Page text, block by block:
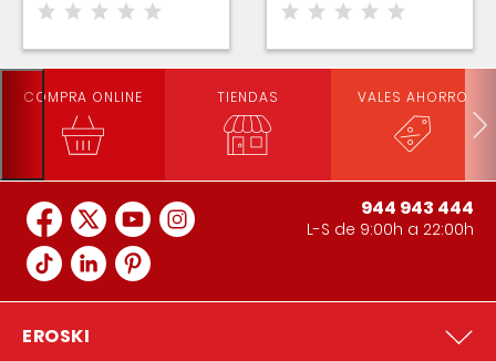
COMPRA ONLINE TIENDAS VALES AHORRO
944 943 444
L-S de 9:00h a 22:00h
EROSKI